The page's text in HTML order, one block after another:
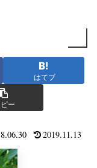
はてブ
ー
2019.11.13